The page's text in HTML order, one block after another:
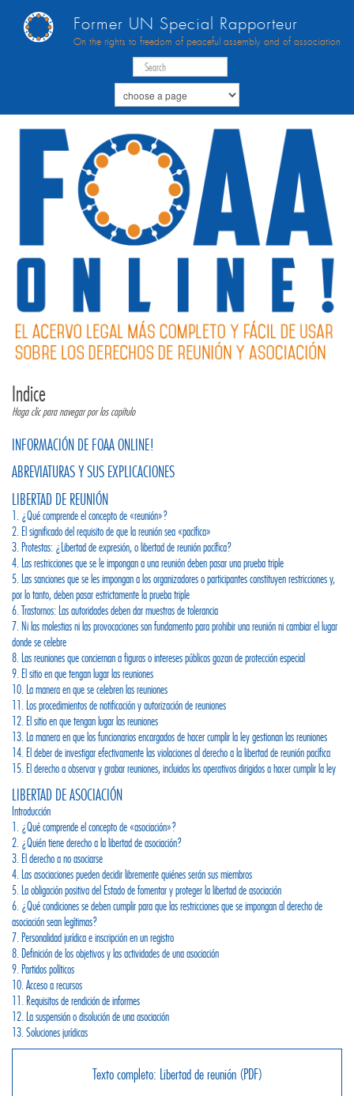
Former UN Special Rapporteur
On the rights to freedom of peaceful assembly and of association
Indice
Haga clic para navegar por los capítulo
INFORMACIÓN DE FOAA ONLINE!
ABREVIATURAS Y SUS EXPLICACIONES
LIBERTAD DE REUNIÓN
1. ¿Qué comprende el concepto de «reunión»?
2. El significado del requisito de que la reunión sea «pacífica»
3. Protestas: ¿Libertad de expresión, o libertad de reunión pacífica?
4. Las restricciones que se le impongan a una reunión deben pasar una prueba triple
5. Las sanciones que se les impongan a los organizadores o participantes constituyen restricciones y,
por lo tanto, deben pasar estrictamente la prueba triple
6. Trastornos: Las autoridades deben dar muestras de tolerancia
7. Ni las molestias ni las provocaciones son fundamento para prohibir una reunión ni cambiar el lugar
donde se celebre
8. Las reuniones que conciernan a figuras o intereses públicos gozan de protección especial
9. El sitio en que tengan lugar las reuniones
10. La manera en que se celebren las reuniones
11. Los procedimientos de notificación y autorización de reuniones
12. El sitio en que tengan lugar las reuniones
13. La manera en que los funcionarios encargados de hacer cumplir la ley gestionan las reuniones
14. El deber de investigar efectivamente las violaciones al derecho a la libertad de reunión pacífica
15. El derecho a observar y grabar reuniones, incluidos los operativos dirigidos a hacer cumplir la ley
LIBERTAD DE ASOCIACIÓN
Introducción
1. ¿Qué comprende el concepto de «asociación»?
2. ¿Quién tiene derecho a la libertad de asociación?
3. El derecho a no asociarse
4. Las asociaciones pueden decidir libremente quiénes serán sus miembros
5. La obligación positiva del Estado de fomentar y proteger la libertad de asociación
6. ¿Qué condiciones se deben cumplir para que las restricciones que se impongan al derecho de
asociación sean legítimas?
7. Personalidad jurídica e inscripción en un registro
8. Definición de los objetivos y las actividades de una asociación
9. Partidos políticos
10. Acceso a recursos
11. Requisitos de rendición de informes
12. La suspensión o disolución de una asociación
13. Soluciones jurídicas
Texto completo: Libertad de reunión (PDF)